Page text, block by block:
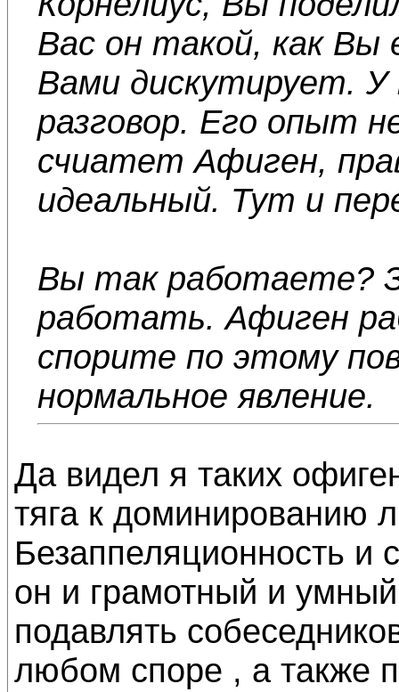
Вас он такой, как Вы
Вами дискутирует. У
разговор. Его опыт
счиатет Афиген,
идеальный. Тут и
Вы так работаете?
работать. Афиген
спорите по этому
нормальное явление.
Да видел я таких
тяга к доминированию
Безаппеляционность
он и грамотный и
подавлять
любом споре , а также